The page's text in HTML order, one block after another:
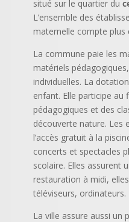
situé sur le quartier du
L’ensemble des
maternelle compte plus
La commune paie les
matériels
individuelles. La
enfant. Elle participe au
pédagogiques et des
découverte nature. Les
l’accès gratuit à la
concerts et spectacles
scolaire. Elles assurent
restauration à midi,
téléviseurs, ordinateurs.
La ville assure aussi un